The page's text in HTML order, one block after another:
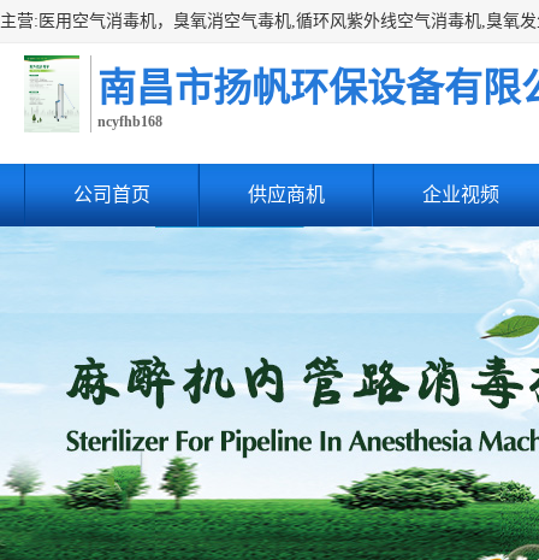
南昌市扬帆环保设备有限
ncyfhb168
公司首页 供应商机 企业视频